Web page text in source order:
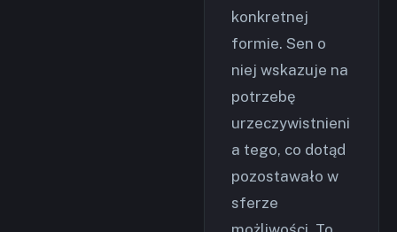
konkretnej
formie. Sen o
niej wskazuje na
potrzebę
urzeczywistnieni
a tego, co dotąd
pozostawało w
sferze